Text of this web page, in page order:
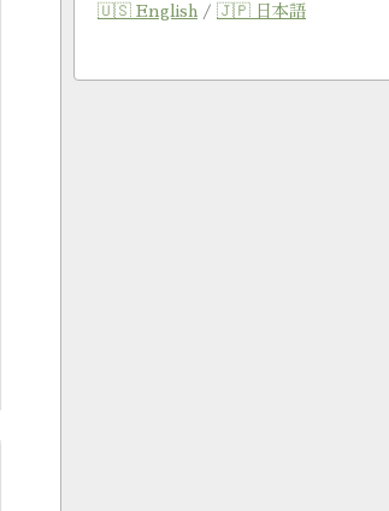
🇺🇸 English / 🇯🇵 日本語